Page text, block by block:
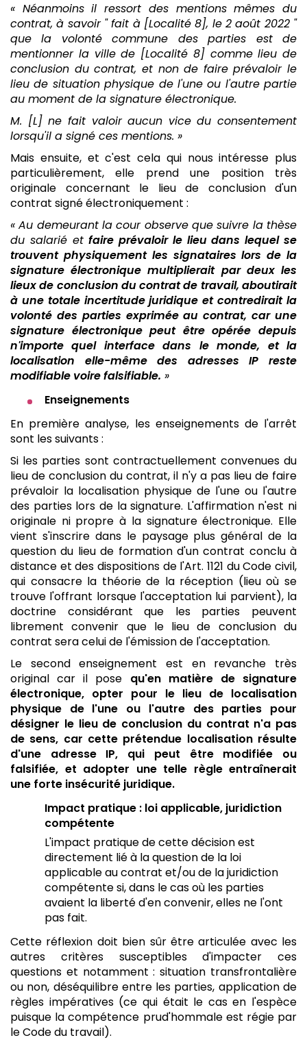
« Néanmoins il ressort des mentions mêmes du
contrat, à savoir " fait à [Localité 8], le 2 août 2022 "
que la volonté commune des parties est de
mentionner la ville de [Localité 8] comme lieu de
conclusion du contrat, et non de faire prévaloir le
lieu de situation physique de l'une ou l'autre partie
au moment de la signature électronique.
M. [L] ne fait valoir aucun vice du consentement
lorsqu'il a signé ces mentions. »
Mais ensuite, et c'est cela qui nous intéresse plus
particulièrement, elle prend une position très
originale concernant le lieu de conclusion d'un
contrat signé électroniquement :
« Au demeurant la cour observe que suivre la thèse
du salarié etfaire prévaloir le lieu dans lequel se
trouvent physiquement les signataires lors de la
signature électronique multiplierait par deux les
lieux de conclusion du contrat de travail, aboutirait
à une totale incertitude juridique et contredirait la
volonté des parties exprimée au contrat, car une
signature électronique peut être opérée depuis
n'importe quel interface dans le monde, et la
localisation elle-même des adresses IP reste
modifiable voire falsifiable. »
Enseignements
En première analyse, les enseignements de l'arrêt
sont les suivants :
Si les parties sont contractuellement convenues du
lieu de conclusion du contrat, il n'y a pas lieu de faire
prévaloir la localisation physique de l'une ou l'autre
des parties lors de la signature. L'affirmation n'est ni
originale ni propre à la signature électronique. Elle
vient s'inscrire dans le paysage plus général de la
question du lieu de formation d'un contrat conclu à
distance et des dispositions de l'Art. 1121 du Code civil,
qui consacre la théorie de la réception (lieu où se
trouve l'offrant lorsque l'acceptation lui parvient), la
doctrine considérant que les parties peuvent
librement convenir que le lieu de conclusion du
contrat sera celui de l'émission de l'acceptation.
Le second enseignement est en revanche très
original car il pose qu'en matière de signature
électronique, opter pour le lieu de localisation
physique de l'une ou l'autre des parties pour
désigner le lieu de conclusion du contrat n'a pas
de sens, car cette prétendue localisation résulte
d'une adresse IP, qui peut être modifiée ou
falsifiée, et adopter une telle règle entraînerait
une forte insécurité juridique.
Impact pratique : loi applicable, juridiction
compétente
L'impact pratique de cette décision est
directement lié à la question de la loi
applicable au contrat et/ou de la juridiction
compétente si, dans le cas où les parties
avaient la liberté d'en convenir, elles ne l'ont
pas fait.
Cette réflexion doit bien sûr être articulée avec les
autres critères susceptibles d'impacter ces
questions et notamment : situation transfrontalière
ou non, déséquilibre entre les parties, application de
règles impératives (ce qui était le cas en l'espèce
puisque la compétence prud'hommale est régie par
le Code du travail).